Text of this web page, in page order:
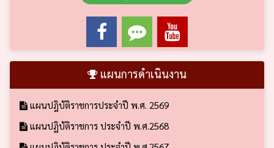
แผนการดำเนินงาน
แผนปฎิบัติราชการประจำปี พ.ศ. 2569
แผนปฏิบัติราชการ ประจำปี พ.ศ.2568